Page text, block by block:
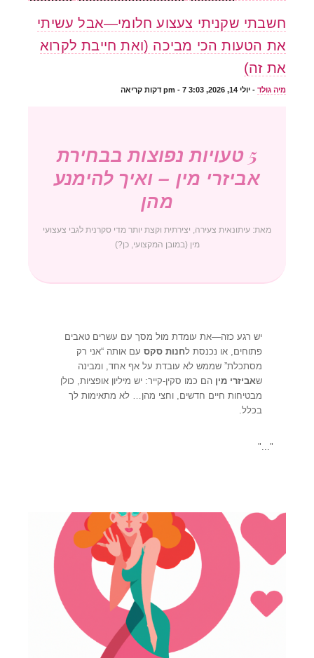
חשבתי שקניתי צעצוע חלומי—אבל עשיתי
את הטעות הכי מביכה (ואת חייבת לקרוא
את זה)
מיה גולד - יולי 14, 2026, 3:03 pm - 7 דקות קריאה
5 טעויות נפוצות בבחירת
אביזרי מין – ואיך להימנע
מהן
מאת: עיתונאית צעירה, יצירתית וקצת יותר מדי סקרנית לגבי צעצועי
מין (במובן המקצועי, כן?)
יש רגע כזה—את עומדת מול מסך עם עשרים טאבים
פתוחים, או נכנסת לחנות סקס עם אותה “אני רק
מסתכלת” שממש לא עובדת על אף אחד, ומבינה
שאביזרי מין הם כמו סקין-קייר: יש מיליון אופציות, כולן
מבטיחות חיים חדשים, וחצי מהן… לא מתאימות לך
בכלל.
"..."